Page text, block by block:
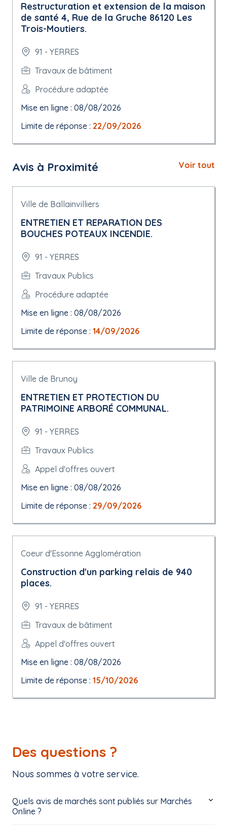
Restructuration et extension de la maison
de santé 4, Rue de la Gruche 86120 Les
Trois-Moutiers.
91 - YERRES
Travaux de bâtiment
Procédure adaptée
Mise en ligne : 08/08/2026
Limite de réponse : 22/09/2026
Avis à Proximité Voir tout
Ville de Ballainvilliers
ENTRETIEN ET REPARATION DES
BOUCHES POTEAUX INCENDIE.
91 - YERRES
Travaux Publics
Procédure adaptée
Mise en ligne : 08/08/2026
Limite de réponse : 14/09/2026
Ville de Brunoy
ENTRETIEN ET PROTECTION DU
PATRIMOINE ARBORÉ COMMUNAL.
91 - YERRES
Travaux Publics
Appel d'offres ouvert
Mise en ligne : 08/08/2026
Limite de réponse : 29/09/2026
Coeur d'Essonne Agglomération
Construction d'un parking relais de 940
places.
91 - YERRES
Travaux de bâtiment
Appel d'offres ouvert
Mise en ligne : 08/08/2026
Limite de réponse : 15/10/2026
Des questions ?
Nous sommes à votre service.
Quels avis de marchés sont publiés sur Marchés
Online ?